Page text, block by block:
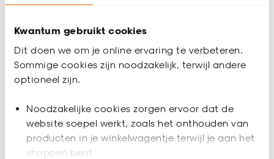
Kwantum gebruikt cookies
Dit doen we om je online ervaring te verbeteren.
Sommige cookies zijn noodzakelijk, terwijl andere
optioneel zijn.
Noodzakelijke cookies zorgen ervoor dat de
website soepel werkt, zoals het onthouden van
producten in je winkelwagentje terwijl je aan het
shoppen bent.
Lakset Lakset Microvezel